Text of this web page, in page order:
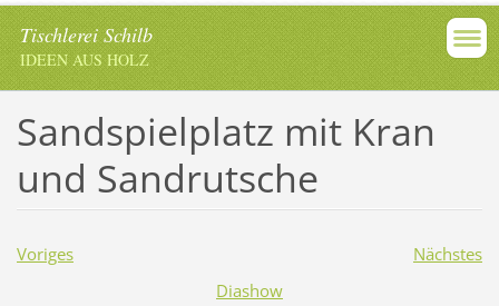
Tischlerei Schilb
IDEEN AUS HOLZ
Sandspielplatz mit Kran
und Sandrutsche
Voriges
Nächstes
Diashow